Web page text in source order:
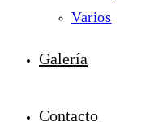
Varios
Galería
Contacto